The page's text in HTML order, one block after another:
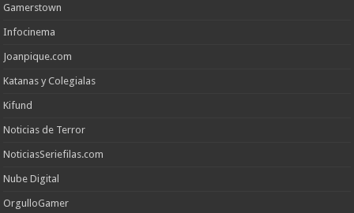
Gamerstown
Infocinema
Joanpique.com
Katanas y Colegialas
Kifund
Noticias de Terror
NoticiasSeriefilas.com
Nube Digital
OrgulloGamer